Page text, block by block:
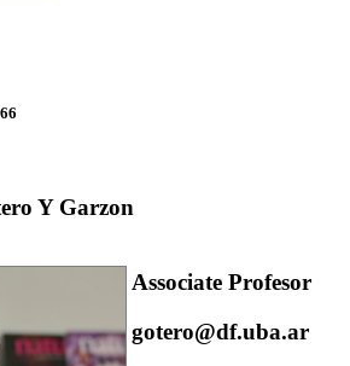
Y Garzon
Associate Profesor
gotero@df.uba.ar